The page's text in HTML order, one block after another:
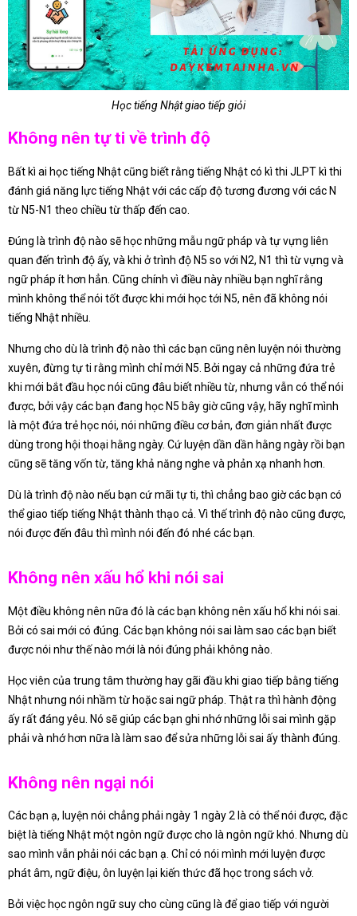
Học tiếng Nhật giao tiếp giỏi
Không nên tự ti về trình độ
Bất kì ai học tiếng Nhật cũng biết rằng tiếng Nhật có kì thi JLPT kì thi
đánh giá năng lực tiếng Nhật với các cấp độ tương đương với các N
từ N5-N1 theo chiều từ thấp đến cao.
Đúng là trình độ nào sẽ học những mẫu ngữ pháp và tự vựng liên
quan đến trình độ ấy, và khi ở trình độ N5 so với N2, N1 thì từ vựng và
ngữ pháp ít hơn hẳn. Cũng chính vì điều này nhiều bạn nghĩ rằng
mình không thể nói tốt được khi mới học tới N5, nên đã không nói
tiếng Nhật nhiều.
Nhưng cho dù là trình độ nào thì các bạn cũng nên luyện nói thường
xuyên, đừng tự ti rằng mình chỉ mới N5. Bởi ngay cả những đứa trẻ
khi mới bắt đầu học nói cũng đâu biết nhiều từ, nhưng vẫn có thể nói
được, bởi vậy các bạn đang học N5 bây giờ cũng vậy, hãy nghĩ mình
là một đứa trẻ học nói, nói những điều cơ bản, đơn giản nhất được
dùng trong hội thoại hằng ngày. Cứ luyện dần dần hằng ngày rồi bạn
cũng sẽ tăng vốn từ, tăng khả năng nghe và phản xạ nhanh hơn.
Dù là trình độ nào nếu bạn cứ mãi tự ti, thì chẳng bao giờ các bạn có
thể giao tiếp tiếng Nhật thành thạo cả. Vì thế trình độ nào cũng được,
nói được đến đâu thì mình nói đến đó nhé các bạn.
Không nên xấu hổ khi nói sai
Một điều không nên nữa đó là các bạn không nên xấu hổ khi nói sai.
Bởi có sai mới có đúng. Các bạn không nói sai làm sao các bạn biết
được nói như thế nào mới là nói đúng phải không nào.
Học viên của trung tâm thường hay gãi đầu khi giao tiếp bằng tiếng
Nhật nhưng nói nhầm từ hoặc sai ngữ pháp. Thật ra thì hành động
ấy rất đáng yêu. Nó sẽ giúp các bạn ghi nhớ những lỗi sai mình gặp
phải và nhớ hơn nữa là làm sao để sửa những lỗi sai ấy thành đúng.
Không nên ngại nói
Các bạn ạ, luyện nói chẳng phải ngày 1 ngày 2 là có thể nói được, đặc
biệt là tiếng Nhật một ngôn ngữ được cho là ngôn ngữ khó. Nhưng dù
sao mình vẫn phải nói các bạn ạ. Chỉ có nói mình mới luyện được
phát âm, ngữ điệu, ôn luyện lại kiến thức đã học trong sách vở.
Bởi việc học ngôn ngữ suy cho cùng cũng là để giao tiếp với người